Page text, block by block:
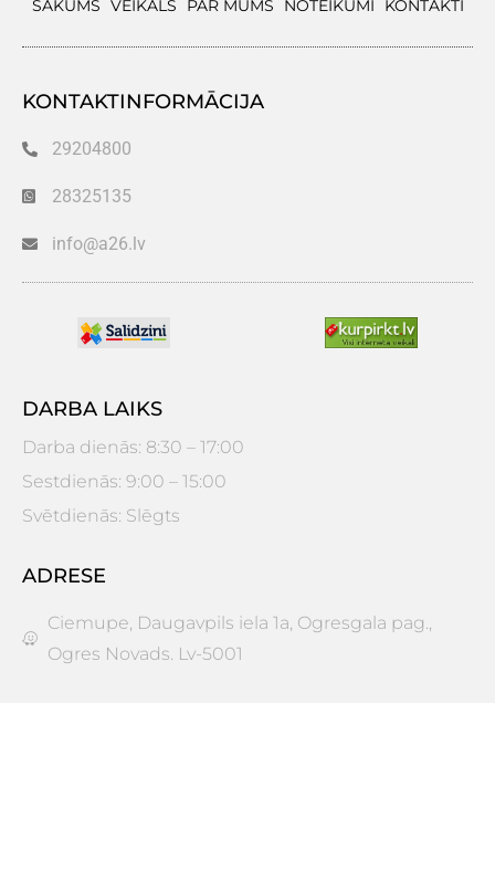
SĀKUMS VEIKALS PAR MUMS NOTEIKUMI KONTAKTI
KONTAKTINFORMĀCIJA
29204800
28325135
info@a26.lv
DARBA LAIKS
Darba dienās: 8:30 – 17:00
Sestdienās: 9:00 – 15:00
Svētdienās: Slēgts
ADRESE
Ciemupe, Daugavpils iela 1a, Ogresgala pag.,
Ogres Novads. Lv-5001